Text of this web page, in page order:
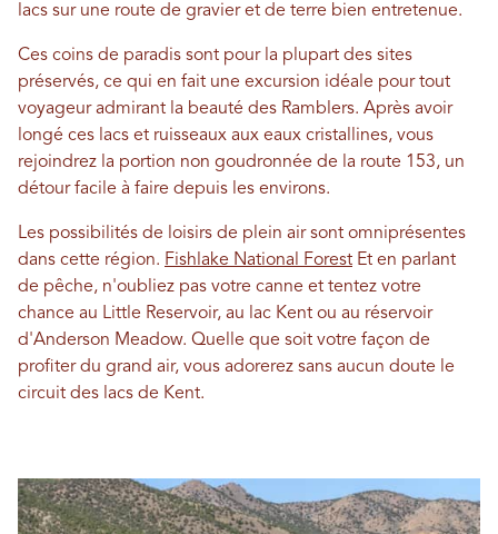
lacs sur une route de gravier et de terre bien entretenue.
Ces coins de paradis sont pour la plupart des sites
préservés, ce qui en fait une excursion idéale pour tout
voyageur admirant la beauté des Ramblers. Après avoir
longé ces lacs et ruisseaux aux eaux cristallines, vous
rejoindrez la portion non goudronnée de la route 153, un
détour facile à faire depuis les environs.
Les possibilités de loisirs de plein air sont omniprésentes
dans cette région. Fishlake National Forest Et en parlant
de pêche, n'oubliez pas votre canne et tentez votre
chance au Little Reservoir, au lac Kent ou au réservoir
d'Anderson Meadow. Quelle que soit votre façon de
profiter du grand air, vous adorerez sans aucun doute le
circuit des lacs de Kent.